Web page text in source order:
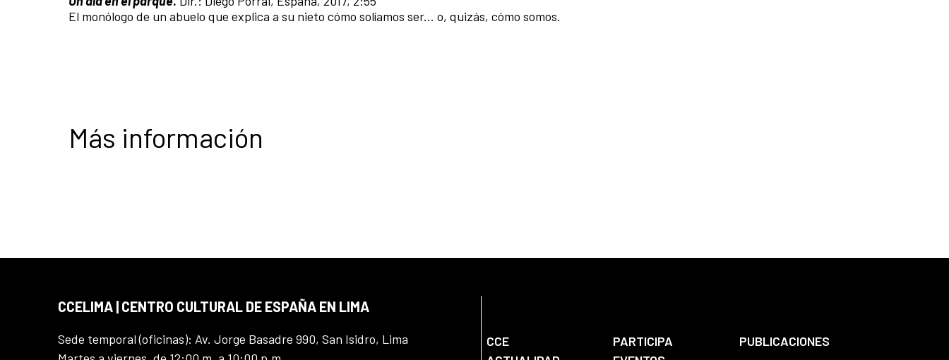
El monólogo de un abuelo que explica a su nieto cómo solíamos ser... o, quizás, cómo somos.
Más información
CCELIMA | CENTRO CULTURAL DE ESPAÑA EN LIMA
Sede temporal (oficinas): Av. Jorge Basadre 990, San Isidro, Lima
CCE PARTICIPA
PUBLICACIONES